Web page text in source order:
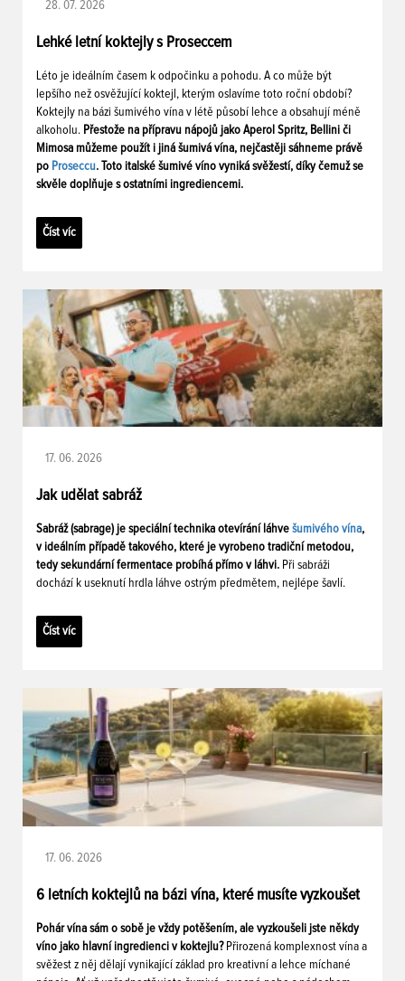
28. 07. 2026
Lehké letní koktejly s Proseccem
Léto je ideálním časem k odpočinku a pohodu. A co může být
lepšího než osvěžující koktejl, kterým oslavíme toto roční období?
Koktejly na bázi šumivého vína v létě působí lehce a obsahují méně
alkoholu. Přestože na přípravu nápojů jako Aperol Spritz, Bellini či
Mimosa můžeme použít i jiná šumivá vína, nejčastěji sáhneme právě
po Proseccu. Toto italské šumivé víno vyniká svěžestí, díky čemuž se
skvěle doplňuje s ostatními ingrediencemi.
Číst víc
17. 06. 2026
Jak udělat sabráž
Sabráž (sabrage) je speciální technika otevírání láhve šumivého vína,
v ideálním případě takového, které je vyrobeno tradiční metodou,
tedy sekundární fermentace probíhá přímo v láhvi. Při sabráži
dochází k useknutí hrdla láhve ostrým předmětem, nejlépe šavlí.
Číst víc
17. 06. 2026
6 letních koktejlů na bázi vína, které musíte vyzkoušet
Pohár vína sám o sobě je vždy potěšením, ale vyzkoušeli jste někdy
víno jako hlavní ingredienci v koktejlu? Přirozená komplexnost vína a
svěžest z něj dělají vynikající základ pro kreativní a lehce míchané